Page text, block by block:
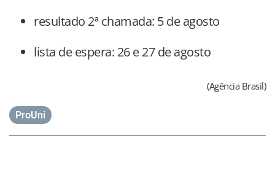
resultado 2ª chamada: 5 de agosto
lista de espera: 26 e 27 de agosto
(Agência Brasil)
ProUni